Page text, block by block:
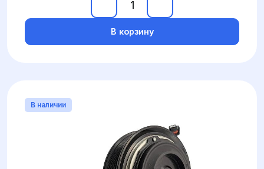
В корзину
В наличии